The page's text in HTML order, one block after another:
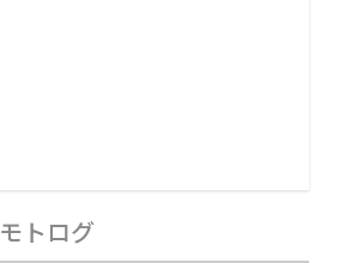
モトログ